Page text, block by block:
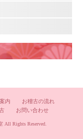
内
お稽古の流れ
お問い合わせ
All Rights Reserved.